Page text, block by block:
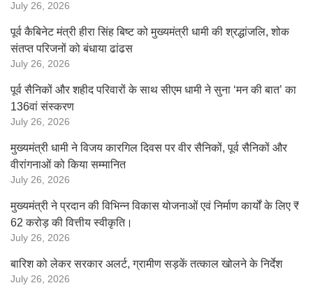
July 26, 2026
पूर्व कैबिनेट मंत्री हीरा सिंह बिष्ट को मुख्यमंत्री धामी की श्रद्धांजलि, शोक
संतप्त परिजनों को बंधाया ढांढस
July 26, 2026
पूर्व सैनिकों और शहीद परिवारों के साथ सीएम धामी ने सुना ‘मन की बात’ का
136वां संस्करण
July 26, 2026
मुख्यमंत्री धामी ने विजय कारगिल दिवस पर वीर सैनिकों, पूर्व सैनिकों और
वीरांगनाओं को किया सम्मानित
July 26, 2026
मुख्यमंत्री ने प्रदान की विभिन्न विकास योजनाओं एवं निर्माण कार्यों के लिए ₹
62 करोड़ की वित्तीय स्वीकृति।
July 26, 2026
बारिश को लेकर सरकार अलर्ट, ग्रामीण सड़कें तत्काल खोलने के निर्देश
July 26, 2026